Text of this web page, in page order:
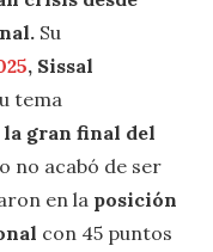
Su
, Sissal
tema
gran final del
no acabó de ser
en la posición
con 45 puntos